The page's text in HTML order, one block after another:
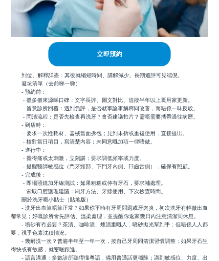
立即預約
到位、解釋詳盡；其後就縮短時間、講解減少。長期追評可見端倪。
避坑清單（去前睇一睇）
- 預約前：
- 搵多個來源睇口碑：文字長評、圖文對比、追蹤半年以上嘅用家更新。
- 留意診所回覆：遇到負評，是否就事論事解釋同改善，而唔係一味反駁。
- 問清流程：是否先檢查再洗牙？會否建議拍片？需唔需要攜帶過往病歷。
- 到店時：
- 要求一次性耗材、器械當面拆包；見到未拆或重複使用，直接提出。
- 核對當日項目，寫清楚內容；未同意嘅加項一律唔做。
- 進行中：
- 覺得痛或太刺激，立刻講；要求調低頻率或力度。
- 提醒醫師敏感位（門牙頸部、下門牙內側、臼齒舌側），確保有照顧。
- 完成後：
- 即場照鏡加牙線測試：如果粗糙或仲有牙石，要求補處理。
- 索取口腔護理建議：刷牙方法、牙線使用、下次檢查時間。
關於洗牙嘅小貼士（貼地版）
- 洗牙出血算唔算正常？如果你平時有牙周問題或牙肉炎，初次洗牙有輕微出血
都常見；好嘅診所會先評估、溫柔處理，並提醒你返家幾日內注意清潔同休息。
- 噴砂有冇必要？茶漬、咖啡漬、煙漬重嘅人，噴砂拋光幫到手；但唔係人人都
要，視乎色素沈積情況。
- 幾耐洗一次？普遍半年至一年一次，按自己牙周同清潔習慣調整；如果牙石生
得快或有敏感，就密啲跟進。
- 語言溝通：多數診所聽得懂粵語，備用普通話更穩陣；講到敏感位、力度、出